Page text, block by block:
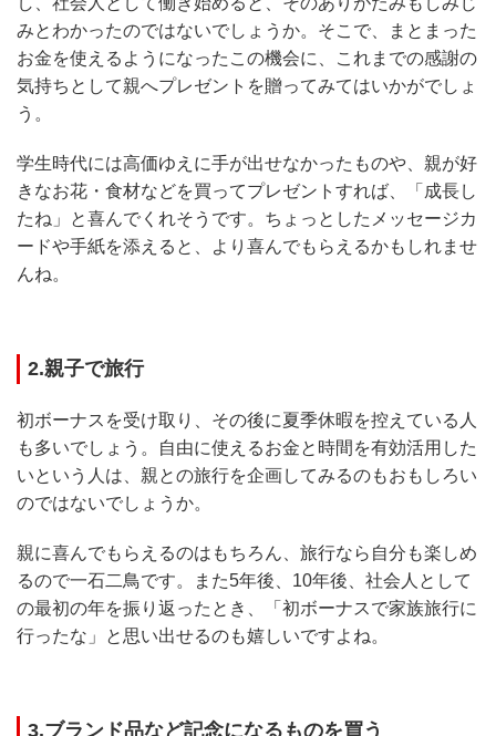
みとわかったのではないでしょうか。そこで、まとまった
お金を使えるようになったこの機会に、これまでの感謝の
気持ちとして親へプレゼントを贈ってみてはいかがでしょ
う。
学生時代には高価ゆえに手が出せなかったものや、親が好
きなお花・食材などを買ってプレゼントすれば、「成長し
たね」と喜んでくれそうです。ちょっとしたメッセージカ
ードや手紙を添えると、より喜んでもらえるかもしれませ
んね。
2.親子で旅行
初ボーナスを受け取り、その後に夏季休暇を控えている人
も多いでしょう。自由に使えるお金と時間を有効活用した
いという人は、親との旅行を企画してみるのもおもしろい
のではないでしょうか。
親に喜んでもらえるのはもちろん、旅行なら自分も楽しめ
るので一石二鳥です。また5年後、10年後、社会人として
の最初の年を振り返ったとき、「初ボーナスで家族旅行に
行ったな」と思い出せるのも嬉しいですよね。
3.ブランド品など記念になるものを買う